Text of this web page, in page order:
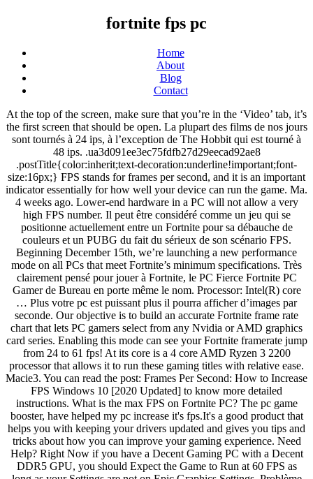
fortnite fps pc
Home
About
Blog
Contact
At the top of the screen, make sure that you’re in the ‘Video’ tab, it’s the first screen that should be open. La plupart des films de nos jours sont tournés à 24 ips, à l’exception de The Hobbit qui est tourné à 48 ips. .ua3d091ee3ec75fdfb27d29eecad92ae8 .postTitle{color:inherit;text-decoration:underline!important;font-size:16px;} FPS stands for frames per second, and it is an important indicator essentially for how well your device can run the game. Ma. 4 weeks ago. Lower-end hardware in a PC will not allow a very high FPS number. Il peut être considéré comme un jeu qui se positionne actuellement entre un Fortnite pour sa débauche de couleurs et un PUBG du fait du sérieux de son scénario FPS. Beginning December 15th, we’re launching a new performance mode on all PCs that meet Fortnite’s minimum specifications. Très clairement pensé pour jouer à Fortnite, le PC Fierce Fortnite PC Gamer de Bureau en porte même le nom. Processor: Intel(R) core … Plus votre pc est puissant plus il pourra afficher d’images par seconde. Our objective is to build an accurate Fortnite frame rate chart that lets PC gamers select from any Nvidia or AMD graphics card series. Enabling this mode can see your Fortnite framerate jump from 24 to 61 fps! At its core is a 4 core AMD Ryzen 3 2200 processor that allows it to run these gaming titles with relative ease. Macie3. You can read the post: Frames Per Second: How to Increase FPS Windows 10 [2020 Updated] to know more detailed instructions. What is the max FPS on Fortnite PC? The pc game booster, have helped my pc increase it's fps.It's a good product that helps you with keeping your drivers updated and gives you tips and tricks about how you can improve your gaming experience. Need Help? Right Now if you have a Decent Gaming PC with a Decent DDR5 GPU, you should Expect the Game to Run at 60 FPS as long as your Settings are not on Epic Graphics Settings. Problème FPS Fortnite:BR pc [Résolu/Fermé] Signaler. AMD Ryzen 9 5900X: un processeur Zen 3 12 Core/24 Thread à 5 GHz ! .ua3d091ee3ec75fdfb27d29eecad92ae8 .ctaText{font-weight:bold;color:#8E44AD;text-decoration:none;font-size:16px;} 3. Et donc l'affichage du jeu ralenti à cause des baisses de performances dans les jeux. Avant de vous parler des 120 FPS sur consoles next-gen, découvrons les changements apportés sur PC. .ua3d091ee3ec75fdfb27d29eecad92ae8{padding:0px;margin:0;padding-top:1em!important;padding-bottom:1em!important;width:100%;display:block;font-weight:bold;background-color:inherit;border:0!important;border-left:4px solid #9B59B6!important;box-shadow:0 1px 2px rgba(0, 0, 0, 0.17);-moz-box-shadow:0 1px 2px rgba(0, 0, 0, 0.17);-o-box-shadow:0 1px 2px rgba(0, 0, 0, 0.17);-webkit-box-shadow:0 1px 2px rgba(0, 0, 0, 0.17);text-decoration:none;} well here is my specs what do you think i can do. There are many ways to increase FPS in Fortnite. You have to lower those settings to increase the Fortnite FPS. 'Fortnite' performance mode brings 60 fps gameplay to more PCs Another new option lets you opt out of downloading high-resolution textures to save space. Open Fortnite on your computer, and once the game loads, choose a game mode to proceed, by tapping on ‘Play’ corresponding to the game mode. Vous obtiendrez un résultat proche de ce que vous pouvez avoir sur consoles, autrement dit beaucoup avec peu de matériel. Accéder à la page Paramètres dans Fortnite, que ce soit sur PC, Xbox ou PlayStation, est assez simple. (adsbygoogle=window.adsbygoogle||[]).push({}); Asus dévoile sa carte graphique GeForce RTX 3060 ROG STRIX, Les 3 écrans PC HDMI 2.1 ASUS dévoilés (XG43UQ PG32UQ VG28UQL1A), Peu de stock en GPU NVIDIA RTX 3000 et AMD RX 6000 jusqu’à la fin du premier trimestre 2021, MSI RTX 3080 & 3090 Sea Hawk watercoolées dévoilées par la marque, Cyberpunk 2077: Gagner en FPS, quels réglages graphiques choisir ? How to Increase FPS in Fortnite in 2020 on a Weak PC or Notebook Kamran Sharief, 11 months ago 0 . Publié le 15 décembre 2020 Télécharger le pilote NVIDIA GeForce 456.71 WHQL, les nouveautés ! We hope these solutions have helped you fix the Fortnite freezing issue on PC. Open Fortnite on your computer, and once the game loads, choose a game mode to proceed, by tapping on ‘Play’ corresponding to the game mode. Best Gaming PC for Fortnite – The Ultimate Guide . Télécharger des FPS pour PC gratuitement. Igor Bonifacic , @igorbonifacic Retrouvez l'emplacement de toutes les pièces d'XP cachées sur la carte de Fortnite pour la saison 5 du chapitre 2. 2018 à 15:29. Fortnite’s new performance modes can double FPS and cut install size nearly in half. Le premier exemple est sous un processeur Intel i5-8265U avec 8 Go de RAM et iGPU UHD 620 et bien qu’il ne soit pas spécifié en tant que tel, nous comprenons qu’un SSD SATA est également de la partie. Boosting frames per second in Fortnite. Any newer gaming computer over $700 should be able to run Fortnite at high FPS without any problems. Les développeurs d’Epic Games se sont concentrés sur la majorité des configurations sur lesquelles fonctionnent le jeu, de sorte que les performances soient grandement améliorées et moins limitées par les limitations du matériel lui-même. En graphismes réglés sur “Faible”, il est tout à fait possible de jouer en plus de 160 fps, rien que ça. It’s 240 FPS. Get New Fps Boost Pack Fortnite Chapter 2 Battle Royale / FPS increase guide, New Improvements / Fortnite Season 11 FPS Update ️ better fps, boost fps fix stutter and increase frames. Les FPS sont le nombre d’images affiché par seconde. AMD RX 6000 (RDNA2) & Ryzen 4000 (Zen 3), les dates de…, Intel: voici les processeurs Marvel’s Avengers Collector Edition…, Cyberpunk 2077: Gagner en FPS, quels réglages graphiques choisir ?…, [VALORANT] Gagner en FPS, skill et performances, les meilleurs…, [Borderlands GOTY Enhanced fixes] Corriger les crashs, freezes, FPS…. My fps is capped at exactly 30 in fortnite. Cyberpower - Unleash The Power Forum Load Config. 3. Secretarynadia. This is the most direct and effective way to raise your FPS, but unfortunately, it’s also the most expensive. .ua3d091ee3ec75fdfb27d29eecad92ae8:hover .postTitle{text-decoration:underline!important;}À lire : L'Intel Core i9-10900F battu par l'AMD Ryzen 9 4900HS... mobileRetrouvez nos guides d'optimisations dont : .ua3d091ee3ec75fdfb27d29eecad92ae8{transition:background-color 250ms;webkit-transition:background-color 250ms;opacity:1;transition:opacity 250ms;webkit-transition:opacity 250ms;} If you are playing the game on high graphics settings, then your PC hardware won’t be able to comply with it. Ce mode permettra à Fortnite de fonctionner mieux que jamais et de maintenir un taux de FPS beaucoup plus élevé, permettant d’accorder au joueur un avantage concurrentiel qu’il n’avait pas auparavant. I can totally recommend it! Download New FPS Boost Pack Fortnite Chapter 2 Get more FPS & performance Fix stutter and increase frames. Cliquez sur les trois points en dessous de l'image de Fortnite. Télécharger le pilote AMD Radeon Adrenalin 2020 20.9.2, les nouveautés…. Fortnite limite vos FPS par défaut, passez le taux de rafraîchissement max en "illimité" lorsque vous effectuez vos tests (voir page 2). Selon le studio de développement, ce mode de performance est activable pour la plupart des joueurs et ne sera pris en charge pour le moment qu’en Battle Royale et modes créatifs. The players who are playing the game on older specs Pcs will have a new option to play the game in a performance mode which boosts PC FPS. How well can you run Fortnite @ 720p, 1080p or 1440p on low, medium, high or max … En contrepartie, la qualité visuelle est réduite. Etant donné le peu de précision donné dans les configurations minimale et recommandée. The viability of Fortnite depends almost directly on the FPS, which gives your computer in the game. You must set the graphics settings to lower so that your PC … From inside of Fortnite, head to the settings area. Comme prévu, ce mode Performance est entièrement configurable et désactivable, mais il faudra ensuite redémarrer le jeu pour que les modifications prennent effet. Macie3. Nous vous expliquons comment récupérer la tenue. D’avantages de FPS sur Fortnite pour les joueurs qui ont un PC moins puissant Les développeurs d’Epic Games se sont concentrés sur la majorité des configurations sur lesquelles fonctionnent le jeu, de sorte que les performances soient grandement améliorées et moins limitées par les limitations du matériel lui-même. Télécharger le pilote AMD Radeon Adrenalin 2020 20.9.1. I'm pretty sure they capped it to your screen refresh rate, which means if your monitor is 60Hz, then your FPS would be at 60, for example, my refresh rate is 75Hz and my FPS is capped at 75 FPS (Fortnite). Do this by clicking the cog icon in the top right corner of the screen, located under the menu button. However, there is an Issue with the Current Versions of Fortnite, the Insane FPS Drops. Simple steps to improve your FPS and give you the edge. Playing Fortnite with improper game settings can also cause internet and FPS lags. Voici ce que donne le mode performance en vidéo : Si votre configuration le nécessite, avez-vous déjà essayé ce mode ? well here is my specs what do you think i can do. Se. Ne manquez pas de découvrir toute l’étendue de notre offre à prix cassé. By far the easiest and most effective way of increasing your FPS in Fortnite is buying a new more powerful PC or upgrading the one you have. Quel PC pour jouer à Fortnite Fortnite est le jeu compétitif par exemple ou chaque détail compte. Ouvrez les portes du plus beau magasin du Web ! Fortnite performance mode delivers twice the FPS on low-end PC builds. A new Fortnite "Performance Mode" is coming to PC with an Alpha test, giving players with older PCs a chance to get some better FPS with one of the world's most popular Battle Royale games. Un peu plus cher que la moyenne, il est néanmoins équipé d’une carte graphique GeForce GTX 1660, qui va permettre de profi